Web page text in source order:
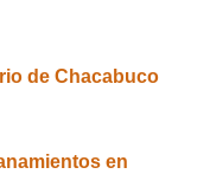
de Chacabuco
en